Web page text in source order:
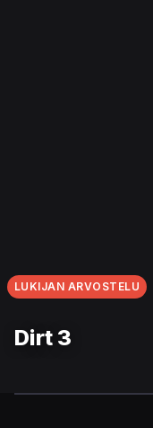
LUKIJAN ARVOSTELU
Dirt 3